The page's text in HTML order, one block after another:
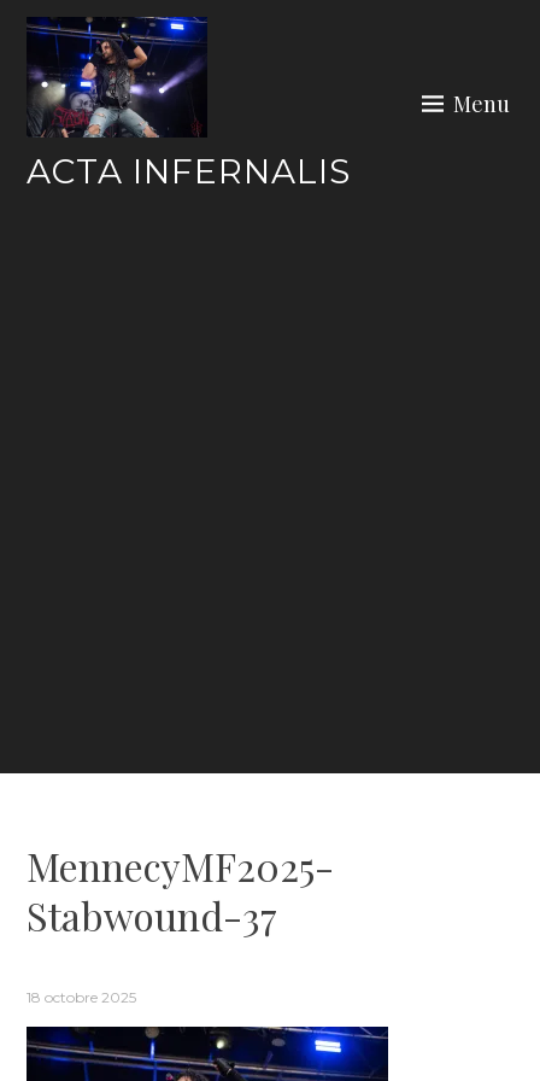
Skip
content
ACTA INFERNALIS
Menu
MennecyMF2025-
Stabwound-37
18 octobre 2025